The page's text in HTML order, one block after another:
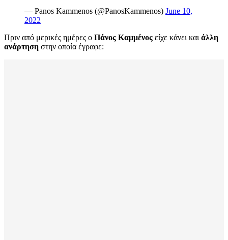
— Panos Kammenos (@PanosKammenos) June 10,
2022
Πριν από μερικές ημέρες ο Πάνος Καμμένος είχε κάνει και άλλη
ανάρτηση στην οποία έγραφε: